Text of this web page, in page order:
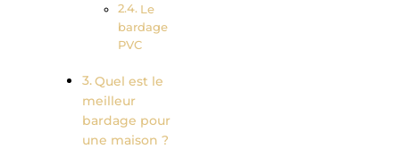
Le
bardage
PVC
Quel est le
meilleur
bardage pour
une maison ?